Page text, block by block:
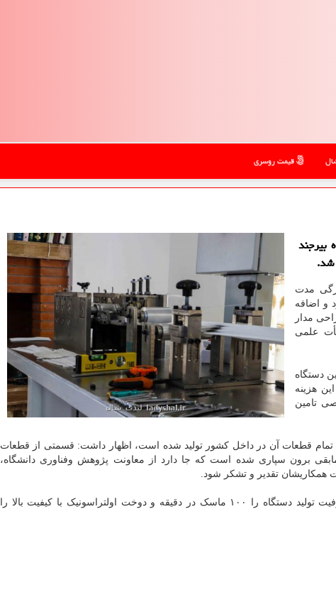
قیمت روسری
شد.
مدت
و اضافه
مدار
علمی
دستگاه
هزینه
تامین
قطعات آن در داخل کشور تولید شده است، اظهار داشت: قسمتی از قطعات
مابقی برون سپاری شده است که جا دارد از معاونت پژوهش وفناوری دانشگاه،
همکاریشان تقدیر و تشکر شود.
برمبنای اعلام اداره کل روابط عمومی وزارت علوم، وی ظرفیت تولید دستگاه را ۱۰۰ ماسک در دقیقه و دوخت اولتراسونیک با کیفیت بالا را